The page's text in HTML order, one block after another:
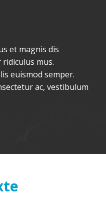
et magnis dis
mus.
euismod semper.
ac, vestibulum